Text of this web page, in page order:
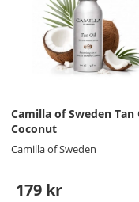
Camilla of Sweden Tan
Coconut
Camilla of Sweden
179 kr